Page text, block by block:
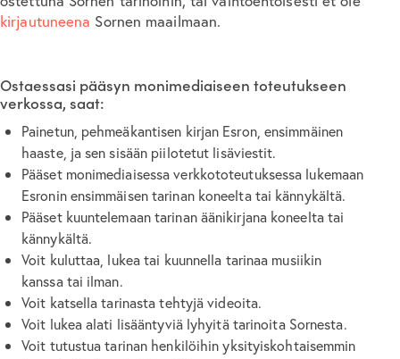
kirjautuneena Sornen maailmaan.
Ostaessasi pääsyn monimediaiseen toteutukseen
verkossa, saat:
Painetun, pehmeäkantisen kirjan Esron, ensimmäinen
haaste, ja sen sisään piilotetut lisäviestit.
Pääset monimediaisessa verkkototeutuksessa lukemaan
Esronin ensimmäisen tarinan koneelta tai kännykältä.
Pääset kuuntelemaan tarinan äänikirjana koneelta tai
kännykältä.
Voit kuluttaa, lukea tai kuunnella tarinaa musiikin
kanssa tai ilman.
Voit katsella tarinasta tehtyjä videoita.
Voit lukea alati lisääntyviä lyhyitä tarinoita Sornesta.
Voit tutustua tarinan henkilöihin yksityiskohtaisemmin